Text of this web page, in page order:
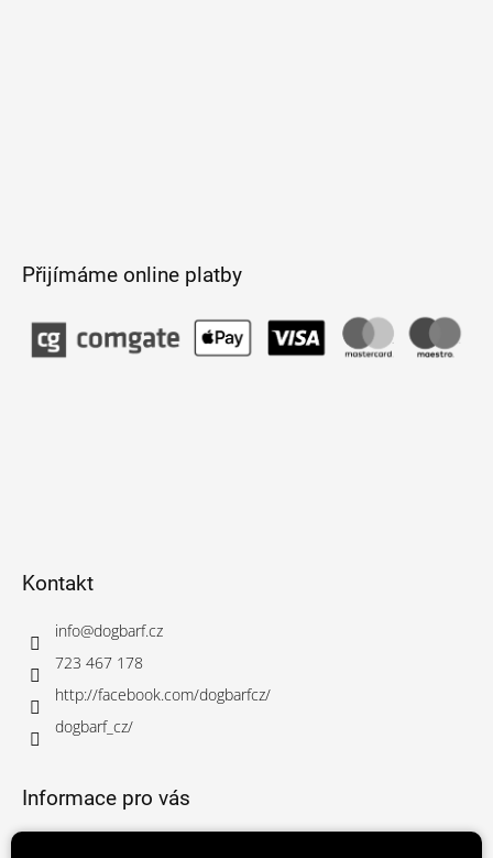
Přijímáme online platby
Kontakt
info@dogbarf.cz
723 467 178
http://facebook.com/dogbarfcz/
dogbarf_cz/
Informace pro vás